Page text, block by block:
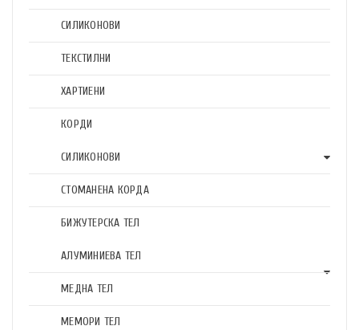
СИЛИКОНОВИ
ТЕКСТИЛНИ
ХАРТИЕНИ
КОРДИ
СИЛИКОНОВИ
СТОМАНЕНА КОРДА
БИЖУТЕРСКА ТЕЛ
АЛУМИНИЕВА ТЕЛ
МЕДНА ТЕЛ
МЕМОРИ ТЕЛ